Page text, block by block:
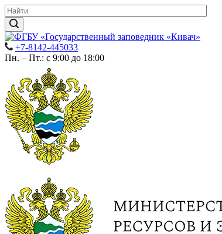
+7-8142-445033
Пн. – Пт.: с 9:00 до 18:00